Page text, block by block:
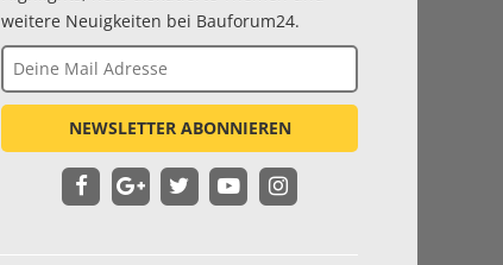
weitere Neuigkeiten bei Bauforum24.
NEWSLETTER ABONNIEREN